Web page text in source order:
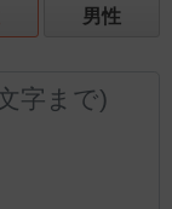
男性